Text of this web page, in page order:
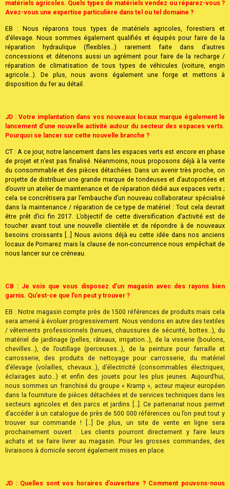
magasin durant cette première quinzaine de juillet, cela laisse présager un
bel avenir.
CB : Votre principal domaine d’activité est la vente/maintenance de
matériels agricoles. Quels types de matériels vendez ou réparez-vous ?
Avez-vous une expertise particulière dans tel ou tel domaine ?
EB : Nous réparons tous types de matériels agricoles, forestiers et
d’élevage. Nous sommes également qualifiés et équipés pour faire de la
réparation de climatisation de tous types de véhicules (voiture, engin
agricole…). De plus, nous avons également une forge et mettons à
disposition du fer au détail.
JD : Votre implantation dans vos nouveaux locaux marque également le
lancement d’une nouvelle activité autour du secteur des espaces verts.
Pourquoi se lancer sur cette nouvelle branche ?
CT : A ce jour, notre lancement dans les espaces verts est encore en phase
de projet et n’est pas finalisé. Néanmoins, nous proposons déjà à la vente
du consommable et des pièces détachées. Dans un avenir très proche, on
projette de distribuer une grande marque de tondeuses et d’autoportées et
d’ouvrir un atelier de maintenance et de réparation dédié aux espaces verts ;
cela se concrétisera par l’embauche d’un nouveau collaborateur spécialisé
besoins croissants […] Nous avions déjà eu cette idée dans nos anciens
locaux de Pomarez mais la clause de non-concurrence nous empêchait de
CB : Je vois que vous disposez d’un magasin avec des rayons bien
garnis. Qu’est-ce que l’on peut y trouver ?
EB : Notre magasin compte près de 1500 références de produits mais cela
sera amené à évoluer progressivement. Nous vendons en autre des textiles
/ vêtements professionnels (tenues, chaussures de sécurité, bottes…), du
matériel de jardinage (pelles, râteaux, irrigation…), de la visserie (boulons,
chevilles…), de l’outillage (perceuses…), de la peinture pour ferraille et
carrosserie, des produits de nettoyage pour carrosserie, du matériel
d’élevage (volailles, chevaux…), d’électricité (consommables électriques,
éclairages auto…) et enfin des jouets pour les plus jeunes. Aujourd’hui,
nous sommes un franchisé du groupe « Kramp », acteur majeur européen
dans la fourniture de pièces détachées et de services techniques dans les
secteurs agricoles et des parcs et jardins […]. Ce partenariat nous permet
prochainement ouvert : Les clients pourront directement y faire leurs